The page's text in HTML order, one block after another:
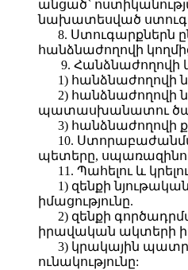
անցած`
նախատեսված
8. Ստուգարքներն
հանձնաժողովի
9. Հանձնաժողովի
1)
2)
պատասխանատու
3) հանձնաժողովի
10.
պետերը,
11. Պահելու և
1) զենքի
իմացությունը.
2) զենքի
իրավական ակտերի
3) կրակային
ունակությունը: